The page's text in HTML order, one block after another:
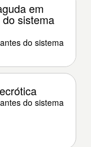
em
sistema
do sistema
do sistema